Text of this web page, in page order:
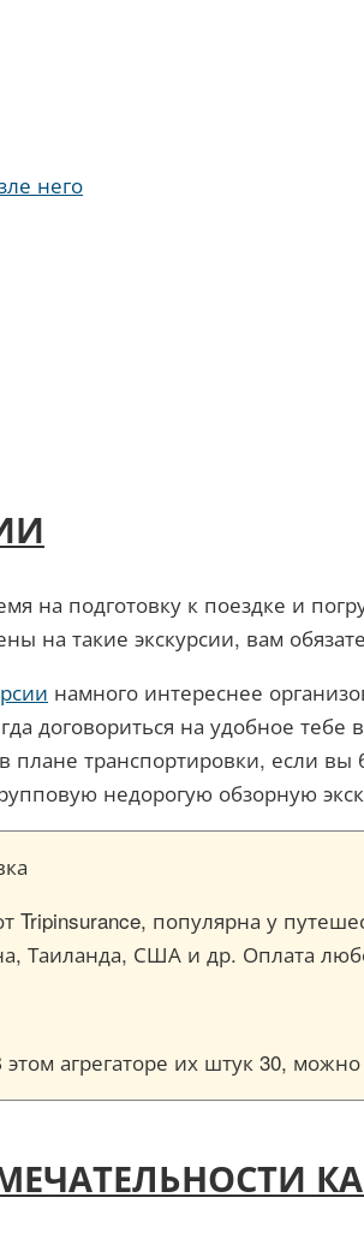
него
на подготовку к поездке и
на такие экскурсии, вам
намного интереснее
договориться на удобное
плане транспортировки, если
недорогую обзорную
Tripinsurance, популярна у
Таиланда, США и др. Оплата
этом агрегаторе их штук 30,